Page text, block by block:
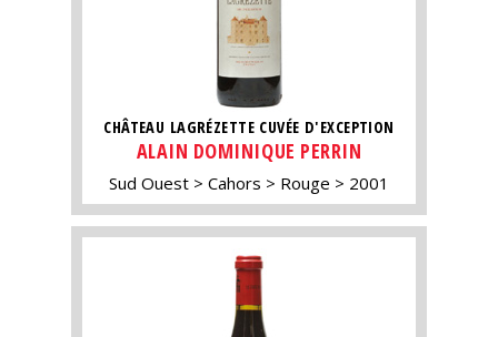
CHÂTEAU LAGRÉZETTE CUVÉE D'EXCEPTION
ALAIN DOMINIQUE PERRIN
Sud Ouest Cahors Rouge 2001